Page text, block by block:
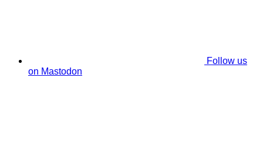
Follow us
on Mastodon